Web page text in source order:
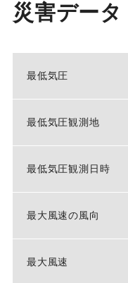
災害データ
最低気圧
最低気圧観測地
最低気圧観測日時
最大風速の風向
最大風速